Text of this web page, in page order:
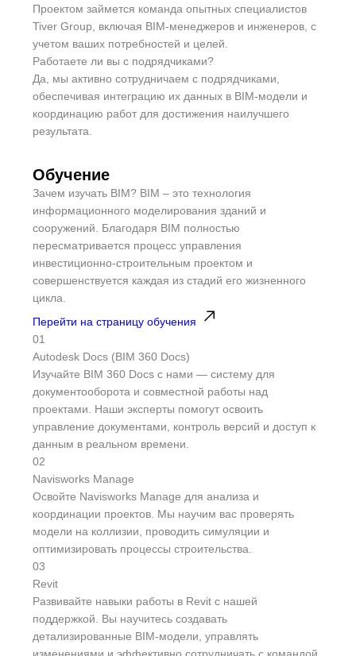
Проектом займется команда опытных специалистов
Tiver Group, включая BIM-менеджеров и инженеров, с
учетом ваших потребностей и целей.
Работаете ли вы с подрядчиками?
Да, мы активно сотрудничаем с подрядчиками,
обеспечивая интеграцию их данных в BIM-модели и
координацию работ для достижения наилучшего
результата.
Обучение
Зачем изучать BIM? BIM – это технология
информационного моделирования зданий и
сооружений. Благодаря BIM полностью
пересматривается процесс управления
инвестиционно-строительным проектом и
совершенствуется каждая из стадий его жизненного
цикла.
Перейти на страницу обучения
01
Autodesk Docs (BIM 360 Docs)
Изучайте BIM 360 Docs с нами — систему для
документооборота и совместной работы над
проектами. Наши эксперты помогут освоить
управление документами, контроль версий и доступ к
данным в реальном времени.
02
Navisworks Manage
Освойте Navisworks Manage для анализа и
координации проектов. Мы научим вас проверять
модели на коллизии, проводить симуляции и
оптимизировать процессы строительства.
03
Revit
Развивайте навыки работы в Revit с нашей
поддержкой. Вы научитесь создавать
детализированные BIM-модели, управлять